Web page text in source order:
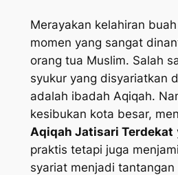
Merayakan kelahiran
momen yang sangat
orang tua Muslim. Salah
syukur yang disyariatkan
adalah ibadah Aqiqah.
kesibukan kota besar,
Aqiqah Jatisari Terdekat
praktis tetapi juga
syariat menjadi tantangan